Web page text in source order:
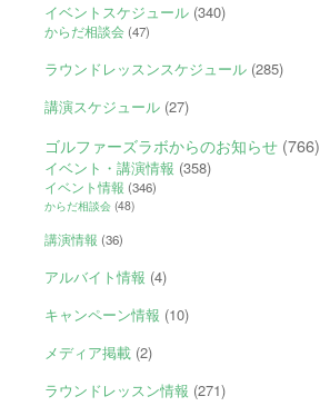
イベントスケジュール(340)
からだ相談会(47)
ラウンドレッスンスケジュール(285)
講演スケジュール(27)
ゴルファーズラボからのお知らせ(766)
イベント・講演情報 (358)
イベント情報 (346)
からだ相談会(48)
講演情報 (36)
アルバイト情報 (4)
キャンペーン情報 (10)
メディア掲載(2)
ラウンドレッスン情報 (271)